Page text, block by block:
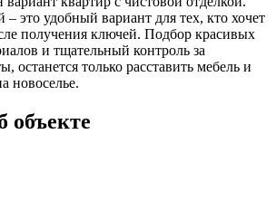
– это удобный вариант для тех, кто хочет
получения ключей. Подбор красивых
и тщательный контроль за
останется только расставить мебель и
новоселье.
объекте